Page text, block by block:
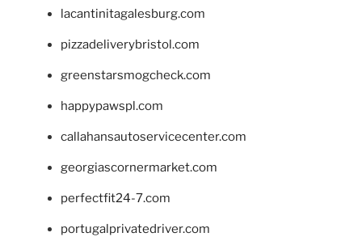
lacantinitagalesburg.com
pizzadeliverybristol.com
greenstarsmogcheck.com
happypawspl.com
callahansautoservicecenter.com
georgiascornermarket.com
perfectfit24-7.com
portugalprivatedriver.com